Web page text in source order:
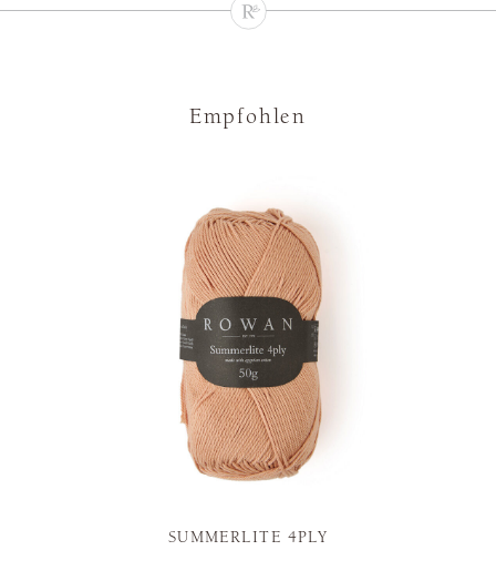
Empfohlen
SUMMERLITE 4PLY